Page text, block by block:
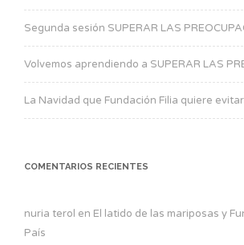
Segunda sesión SUPERAR LAS
Volvemos aprendiendo a SUPERAR LAS
La Navidad que Fundación Filia quiere evitar
COMENTARIOS RECIENTES
nuria terol en El latido de las mariposas y
País